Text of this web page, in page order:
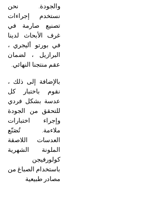
والجودة. نحن
نستخدم إجراءات
تصنيع صارمة في
غرف الأبحاث لدينا
في بورتو أليجري ،
البرازيل ، لضمان
عقم منتجنا النهائي.
بالإضافة إلى ذلك ،
نقوم باختبار كل
عدسة بشكل فردي
للتحقق من الجودة
وإجراء اختبارات
ملاءمة. تُصَنّع
العدسات اللاصقة
الملونة الشهرية
كولورفيجن
باستخدام الصباغ من
مصادر طبيعية